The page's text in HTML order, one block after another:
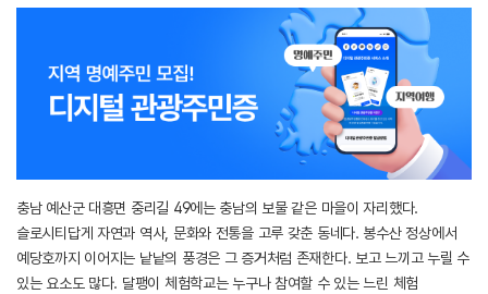
충남 예산군 대흥면 중리길 49에는 충남의 보물 같은 마을이 자리했다.
슬로시티답게 자연과 역사, 문화와 전통을 고루 갖춘 동네다. 봉수산 정상에서
예당호까지 이어지는 낱낱의 풍경은 그 증거처럼 존재한다. 보고 느끼고 누릴 수
있는 요소도 많다. 달팽이 체험학교는 누구나 참여할 수 있는 느린 체험